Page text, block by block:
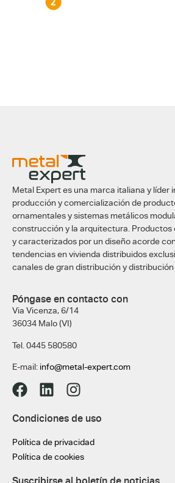
Metal Expert es una marca italiana y líder
producción y comercialización de
ornamentales y sistemas metálicos
construcción y la arquitectura. Productos
y caracterizados por un diseño acorde
tendencias en vivienda distribuidos
canales de gran distribución y distribución
Póngase en contacto con
Via Vicenza, 6/14
36034 Malo (VI)
Tel. 0445 580580
E-mail: info@metal-expert.com
Condiciones de uso
Política de privacidad
Política de cookies